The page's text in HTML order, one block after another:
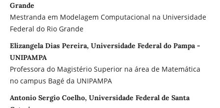
Grande
Mestranda em Modelagem Computacional na Universidade
Federal do Rio Grande
Elizangela Dias Pereira, Universidade Federal do Pampa -
UNIPAMPA
Professora do Magistério Superior na área de Matemática
no campus Bagé da UNIPAMPA
Antonio Sergio Coelho, Universidade Federal de Santa